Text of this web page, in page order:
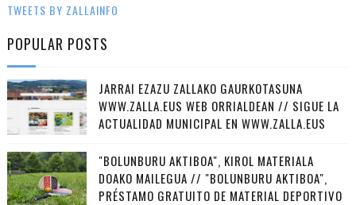
TWEETS BY ZALLAINFO
POPULAR POSTS
JARRAI EZAZU ZALLAKO GAURKOTASUNA
WWW.ZALLA.EUS WEB ORRIALDEAN // SIGUE LA
ACTUALIDAD MUNICIPAL EN WWW.ZALLA.EUS
"BOLUNBURU AKTIBOA", KIROL MATERIALA
DOAKO MAILEGUA // "BOLUNBURU AKTIBOA",
PRÉSTAMO GRATUITO DE MATERIAL DEPORTIVO